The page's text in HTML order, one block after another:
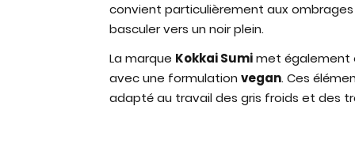
convient particulièrement aux
basculer vers un noir plein.
La marque Kokkai Sumimet également
avec une formulation vegan. Ces
adapté au travail des gris froids et des